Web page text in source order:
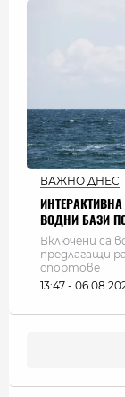
ВАЖНО ДНЕС
ВОДНИ БАЗИ
Включени са
предлагащи
спортове
13:47 -